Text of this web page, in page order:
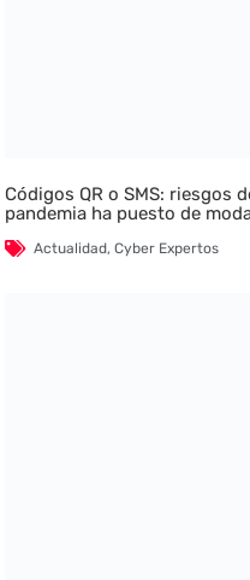
Códigos QR o SMS: riesgos
pandemia ha puesto de
Actualidad,Cyber Expertos